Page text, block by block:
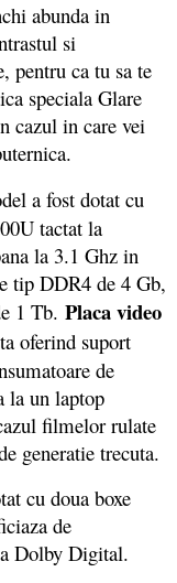
abunda in
si
pentru ca tu sa te
speciala Glare
cazul in care vei
a fost dotat cu
tactat la
la 3.1 Ghz in
tip DDR4 de 4 Gb,
1 Tb. Placa video
oferind suport
de
la un laptop
filmelor rulate
generatie trecuta.
cu doua boxe
de
Dolby Digital.